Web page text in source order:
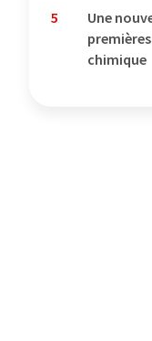
5
Une
chimique